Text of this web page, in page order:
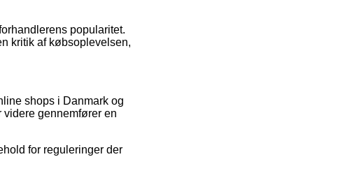
popularitet.
kritik af købsoplevelsen,
shops i Danmark og
gennemfører en
for reguleringer der